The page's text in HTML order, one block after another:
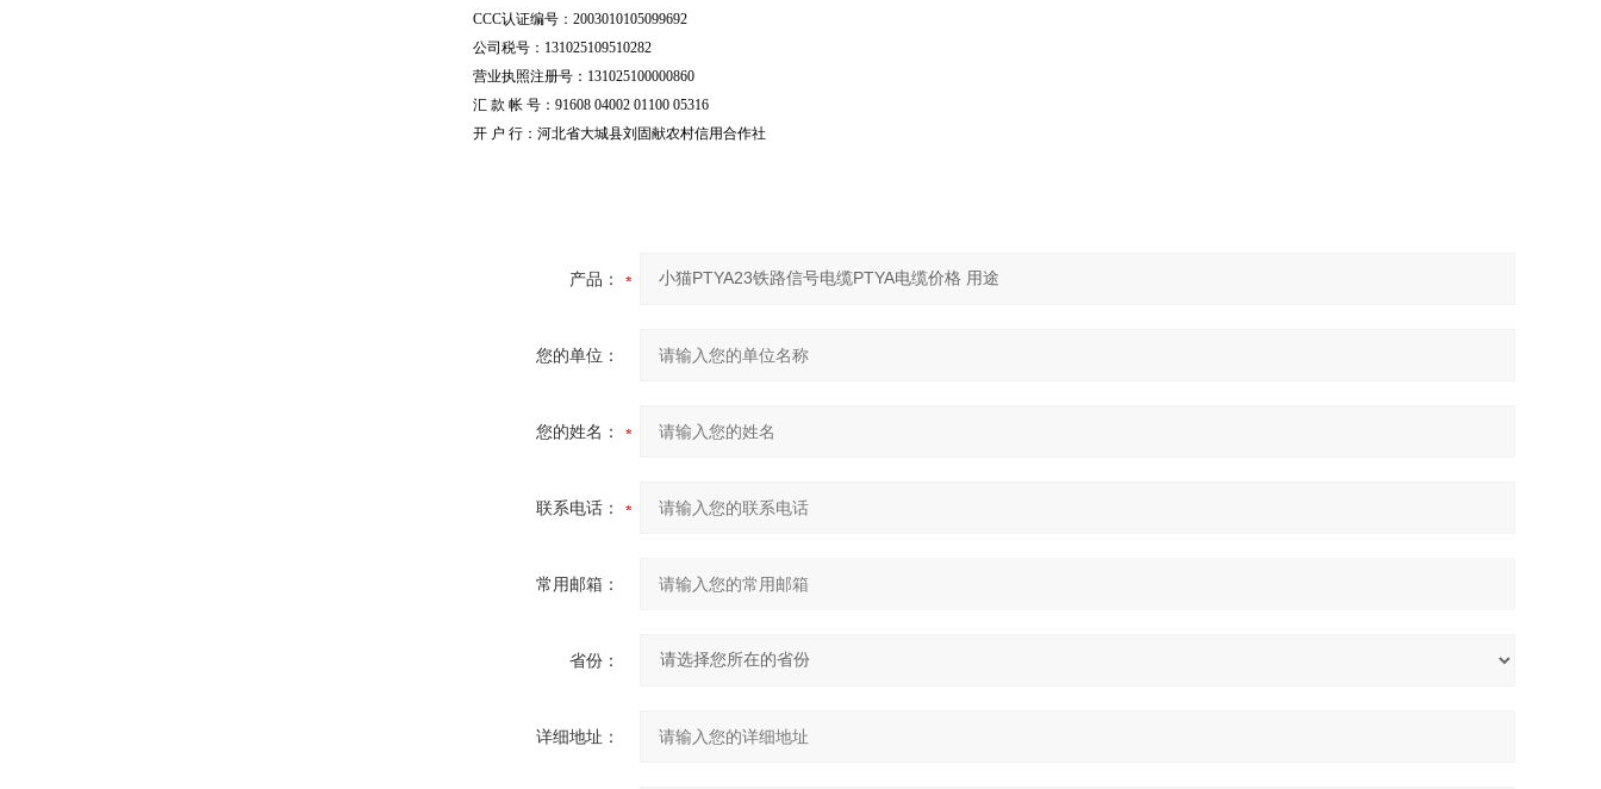
CCC认证编号：2003010105099692
公司税号：131025109510282
营业执照注册号：131025100000860
汇 款 帐 号：91608 04002 01100 05316
开 户 行：河北省大城县刘固献农村信用合作社
产品：
您的单位：
您的姓名：
联系电话：
常用邮箱：
省份：
详细地址：